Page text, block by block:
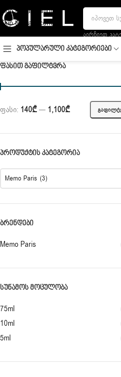
Skip to navigation
Skip to main content
ᲐᲘᲠᲩᲘᲔᲗ
Პოპულარული Კატეგორიები
ᲤᲐᲡᲘᲗ ᲒᲐᲤᲘᲚᲢᲕᲠᲐ
ფასი: 140₾— 1,100₾
ᲞᲠᲝᲓᲣᲥᲢᲘᲡ ᲙᲐᲢᲔᲒᲝᲠᲘᲐ
Memo Paris (3)
ᲑᲠᲔᲜᲓᲔᲑᲘ
Memo Paris
ᲡᲣᲜᲐᲛᲝᲡ ᲛᲝᲪᲣᲚᲝᲑᲐ
75ml
10ml
5ml